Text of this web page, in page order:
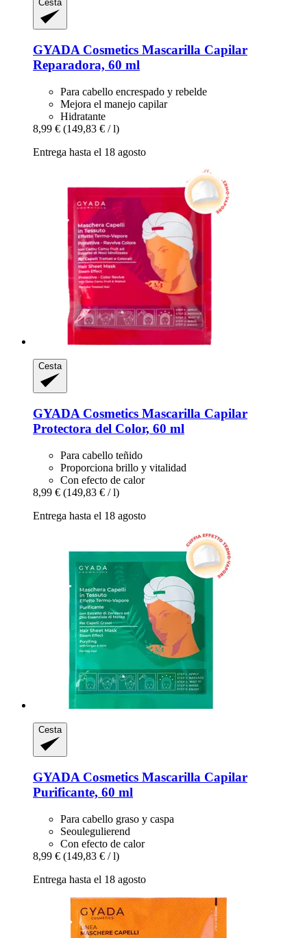
Cesta
GYADA Cosmetics Mascarilla Capilar
Reparadora, 60 ml
Para cabello encrespado y rebelde
Mejora el manejo capilar
Hidratante
8,99 € (149,83 € / l)
Entrega hasta el 18 agosto
Cesta
GYADA Cosmetics Mascarilla Capilar
Protectora del Color, 60 ml
Para cabello teñido
Proporciona brillo y vitalidad
Con efecto de calor
8,99 € (149,83 € / l)
Entrega hasta el 18 agosto
Cesta
GYADA Cosmetics Mascarilla Capilar
Purificante, 60 ml
Para cabello graso y caspa
Seoulegulierend
Con efecto de calor
8,99 € (149,83 € / l)
Entrega hasta el 18 agosto